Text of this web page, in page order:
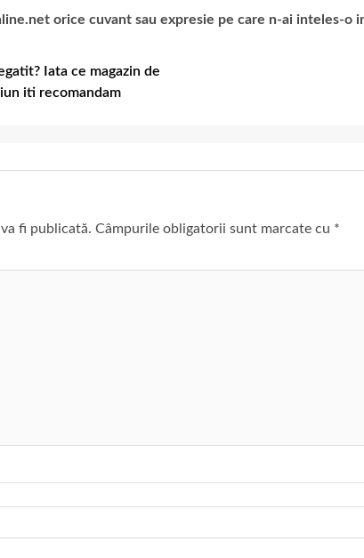
orice cuvant sau expresie pe care n-ai inteles-o
Iata ce magazin de
iti recomandam
fi publicată. Câmpurile obligatorii sunt marcate cu *